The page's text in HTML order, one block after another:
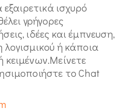
εξαιρετικά ισχυρό
γρήγορες
ιδέες και έμπνευση,
ή κάποια
κειμένων.Μείνετε
το Chat